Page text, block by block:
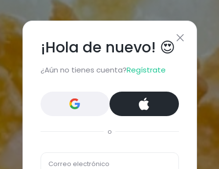
¡Hola de nuevo! 😍
¿Aún no tienes cuenta?Regístrate
o
Correo electrónico